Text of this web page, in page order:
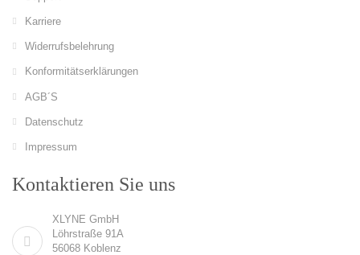
Karriere
Widerrufsbelehrung
Konformitätserklärungen
AGB´S
Datenschutz
Impressum
Kontaktieren Sie uns
XLYNE GmbH
Löhrstraße 91A
56068 Koblenz